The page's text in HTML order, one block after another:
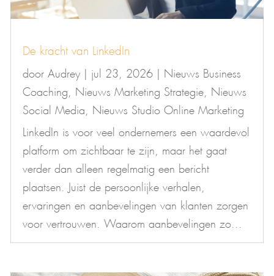
De kracht van LinkedIn
Audrey jul 23, 2026 Nieuws Business
Coaching Nieuws Marketing Strategie Nieuws
Social Media Nieuws Studio Online Marketing
LinkedIn is voor veel ondernemers een waardevol
platform om zichtbaar te zijn, maar het gaat
verder dan alleen regelmatig een bericht
plaatsen. Juist de persoonlijke verhalen,
ervaringen en aanbevelingen van klanten zorgen
voor vertrouwen. Waarom aanbevelingen zo...